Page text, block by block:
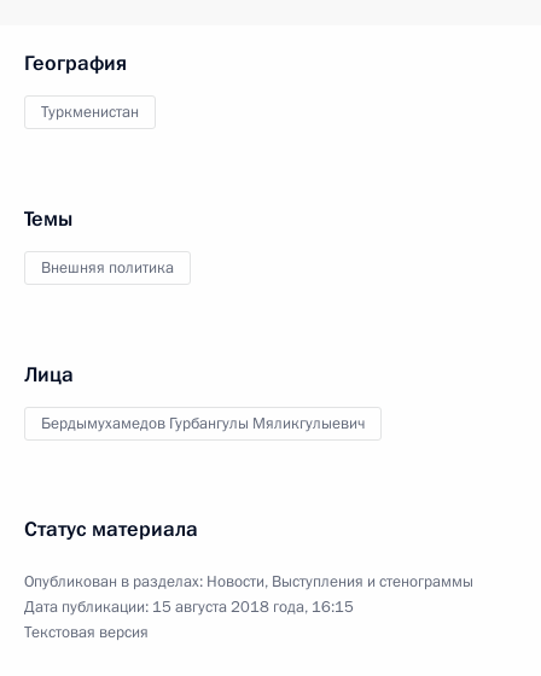
География
Туркменистан
Темы
Внешняя политика
Лица
Бердымухамедов Гурбангулы Мяликгулыевич
Статус материала
Опубликован в разделах: Новости, Выступления и стенограммы
Дата публикации: 15 августа 2018 года, 16:15
Текстовая версия